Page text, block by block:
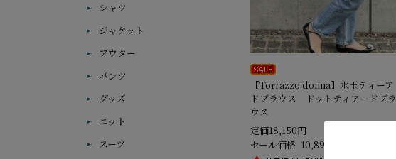
シャツ
ジャケット
アウター
パンツ
グッズ
ニット
スーツ
【Torrazzo donna】水玉ティーア
ドブラウス ドットティアードブラ
ウス
定価18,150円
セール価格 10,890円